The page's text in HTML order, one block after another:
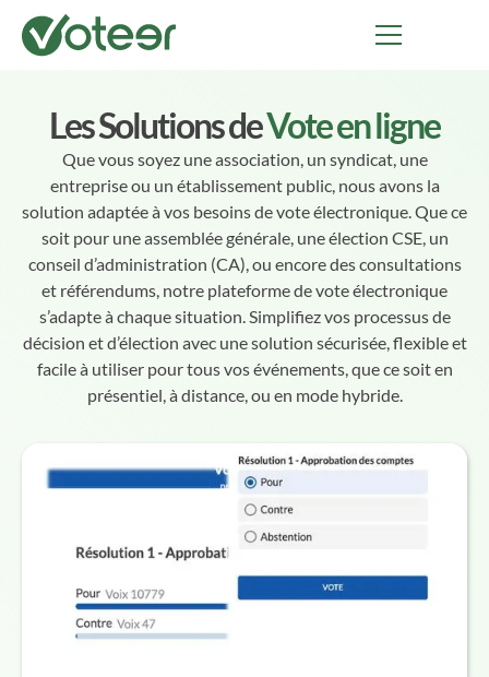
Les Solutions deVote en ligne
Que vous soyez une association, un syndicat, une
entreprise ou un établissement public, nous avons la
solution adaptée à vos besoins de vote électronique. Que ce
soit pour une assemblée générale, une élection CSE, un
conseil d’administration (CA), ou encore des consultations
et référendums, notre plateforme de vote électronique
s’adapte à chaque situation. Simplifiez vos processus de
décision et d’élection avec une solution sécurisée, flexible et
facile à utiliser pour tous vos événements, que ce soit en
présentiel, à distance, ou en mode hybride.